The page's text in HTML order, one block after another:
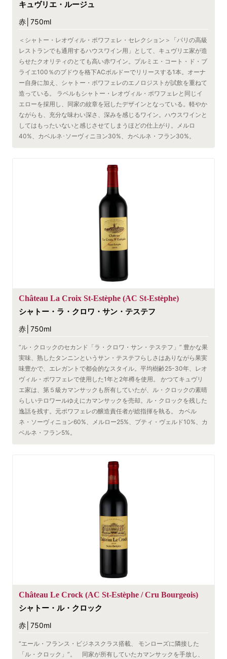
キュヴリエ・ルージュ
赤│750ml
＜シャトー・レオヴィル・ポワフェレ・セレクション＞「パリの高級
レストランでも通用するハウスワイン用」として、キュヴリエ家が造
らせたクオリティのとても高い赤ワイン。プルミエ・コート・ド・ブ
ライエ100％のブドウを格下ACボルドーでリリースする1本。オーナ
ー自身に加え、シャトー・ポワフェレのエノロジストが試飲を重ねて
造っている。 ラベルもシャトー・レオヴィル・ポワフェレと同じイ
エローを採用し、同家の紋章を冠したデザインとなっている。軽やか
ながらも、充分な味わい深さ、深みを感じるワイン。ハウスワインと
してはもったいないと感じさせてしまうほどの仕上がり。メルロ
40%、カベルネ･ソーヴィニヨン30%、カベルネ・フラン30%。
Château La Croix St-Estèphe (AC St-Estèphe)
シャトー・ラ・クロワ・サン・テステフ
赤│750ml
“ル・クロックのセカンド「ラ・クロワ・サン・テステフ」” 豊かな果
実味、熟したタンニンというサン・テステフらしさはありながら果実
味豊かで、エレガントで都会的なスタイル。平均樹齢25-30年、レオ
ヴィル・ポワフェレで使用した1年と2年樽を使用。 かつてキュヴリ
エ家は、第５級カマンサックも所有していたが、ル・クロックの素晴
らしいテロワールゆえにカマンサックを売却。ル・クロックを残した
逸話を残す。元ポワフェレの醸造責任者が総指揮を執る。 カベル
ネ・ソーヴィニョン60%、メルロー25%、プティ・ヴェルド10%、カ
ベルネ・フラン5%。
Château Le Crock (AC St-Estèphe / Cru Bourgeois)
シャトー・ル・クロック
赤│750ml
“エール・フランス・ビジネスクラス搭載、 モンローズに隣接した
「ル・クロック」”。 同家が所有していたカマンサックを手放し、